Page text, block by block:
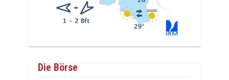
Die Börse